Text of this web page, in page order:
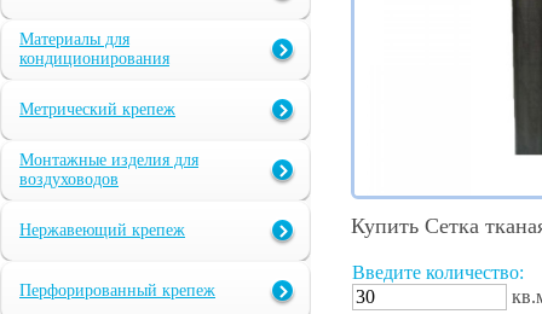
Материалы для
кондиционирования
Метрический крепеж
Монтажные изделия для
воздуховодов
Нержавеющий крепеж
Перфорированный крепеж
Купить Сетка
Введите количество: